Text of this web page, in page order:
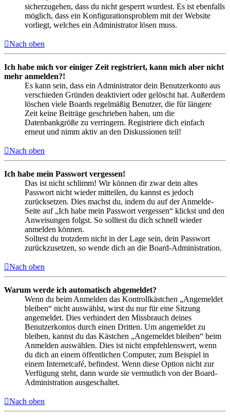
sicherzugehen, dass du nicht gesperrt wurdest. Es ist ebenfalls
möglich, dass ein Konfigurationsproblem mit der Website
vorliegt, welches ein Administrator lösen muss.
Nach oben
Ich habe mich vor einiger Zeit registriert, kann mich aber nicht
mehr anmelden?!
Es kann sein, dass ein Administrator dein Benutzerkonto aus
verschieden Gründen deaktiviert oder gelöscht hat. Außerdem
löschen viele Boards regelmäßig Benutzer, die für längere
Zeit keine Beiträge geschrieben haben, um die
Datenbankgröße zu verringern. Registriere dich einfach
erneut und nimm aktiv an den Diskussionen teil!
Nach oben
Ich habe mein Passwort vergessen!
Das ist nicht schlimm! Wir können dir zwar dein altes
Passwort nicht wieder mitteilen, du kannst es jedoch
zurücksetzen. Dies machst du, indem du auf der Anmelde-
Seite auf „Ich habe mein Passwort vergessen“ klickst und den
Anweisungen folgst. So solltest du dich schnell wieder
anmelden können.
Solltest du trotzdem nicht in der Lage sein, dein Passwort
zurückzusetzen, so wende dich an die Board-Administration.
Nach oben
Warum werde ich automatisch abgemeldet?
Wenn du beim Anmelden das Kontrollkästchen „Angemeldet
bleiben“ nicht auswählst, wirst du nur für eine Sitzung
angemeldet. Dies verhindert den Missbrauch deines
Benutzerkontos durch einen Dritten. Um angemeldet zu
bleiben, kannst du das Kästchen „Angemeldet bleiben“ beim
Anmelden auswählen. Dies ist nicht empfehlenswert, wenn
du dich an einem öffentlichen Computer, zum Beispiel in
einem Internetcafé, befindest. Wenn diese Option nicht zur
Verfügung steht, dann wurde sie vermutlich von der Board-
Administration ausgeschaltet.
Nach oben